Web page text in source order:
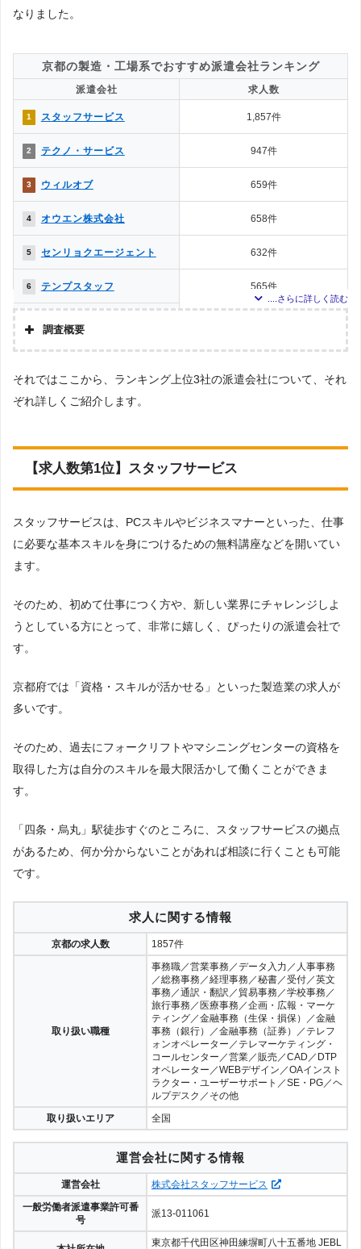
なりました。
京都の製造・工場系でおすすめ派遣会社ランキング
派遣会社 求人数
1 スタッフサービス 1,857件
2 テクノ・サービス 947件
3 ウィルオブ 659件
4 オウエン株式会社 658件
5 センリョクエージェント 632件
6 テンプスタッフ 565件
8 株式会社TAMA 425件
株式会社kotrio 226件
12 クルース 129件
13 ヒューマンステージ 100件
16 マンパワー 65件
18 アデコ 60件
株式会社ファーストシステ
ム
21
22 ワークスタッフ 47件
25 川相商事 24件
23件
18件
アンティ 15件
15件
サウンズグッド 4件
アヴァンティスタッフ
33 KDP
調査概要
株式会社アドバンスフロー
調査対象とした派遣会社について
に「該当地域 派遣会社」と検索した際に掲載されていた本社をもつ派遣会社を
対象としています。※ただし求人数が0件の場合・該当地域が対象エリア外で
あった場合はランキングから除いております。
上記で調査対象とした派遣会社がWEBサイトで公開している求人のうち、「条
した。
それではここから、ランキング上位3社の派遣会社について、それ
ぞれ詳しくご紹介します。
【求人数第1位】スタッフサービス
スタッフサービスは、PCスキルやビジネスマナーといった、仕事
に必要な基本スキルを身につけるための無料講座などを開いてい
ます。
そのため、初めて仕事につく方や、新しい業界にチャレンジしよ
うとしている方にとって、非常に嬉しく、ぴったりの派遣会社で
す。
京都府では「資格・スキルが活かせる」といった製造業の求人が
多いです。
そのため、過去にフォークリフトやマシニングセンターの資格を
取得した方は自分のスキルを最大限活かして働くことができま
す。
「四条・烏丸」駅徒歩すぐのところに、スタッフサービスの拠点
があるため、何か分からないことがあれば相談に行くことも可能
です。
求人に関する情報
京都の求人数 1857件
取り扱い職種
事務職／営業事務／データ入力／人事事務
／総務事務／経理事務／秘書／受付／英文
事務／通訳・翻訳／貿易事務／学校事務／
旅行事務／医療事務／企画・広報・マーケ
ティング／金融事務（生保・損保）／金融
事務（銀行）／金融事務（証券）／テレフ
ォンオペレーター／テレマーケティング・
コールセンター／営業／販売／CAD／DTP
オペレーター／WEBデザイン／OAインスト
ラクター・ユーザーサポート／SE・PG／ヘ
ルプデスク／その他
取り扱いエリア
全国
運営会社に関する情報
運営会社
株式会社スタッフサービス
一般労働者派遣事業許可番
号
派13-011061
東京都千代田区神田練塀町八十五番地 JEBL